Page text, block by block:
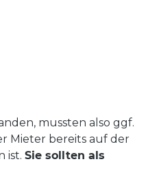
mussten also ggf.
Mieter bereits auf der
ist. Sie sollten als